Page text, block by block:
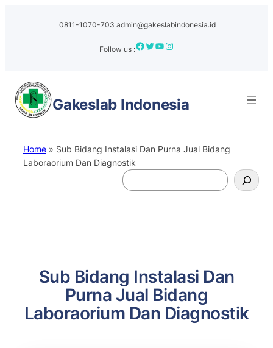
0811-1070-703 admin@gakeslabindonesia.id
Follow us :Facebook Twitter YouTube Instagram
Gakeslab Indonesia
Home » Sub Bidang Instalasi Dan Purna Jual Bidang
Laboraorium Dan Diagnostik
S
e
Sub Bidang Instalasi Dan
Purna Jual Bidang
Laboraorium Dan Diagnostik